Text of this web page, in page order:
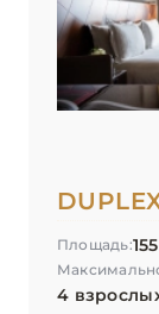
Площадь:
4